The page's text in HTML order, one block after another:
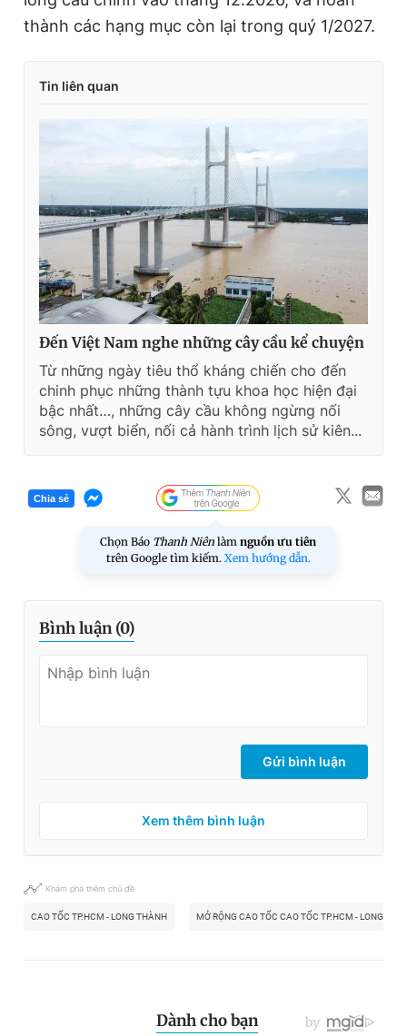
thành các hạng mục còn lại trong quý 1/2027.
Tin liên quan
Đến Việt Nam nghe những cây cầu kể chuyện
Từ những ngày tiêu thổ kháng chiến cho đến
chinh phục những thành tựu khoa học hiện đại
bậc nhất…, những cây cầu không ngừng nối
sông, vượt biển, nối cả hành trình lịch sử kiên...
Chia sẻ
Chọn Báo Thanh Niên làm nguồn ưu tiên
trên Google tìm kiếm. Xem hướng dẫn.
Bình luận (0)
Gửi bình luận
Xem thêm bình luận
Khám phá thêm chủ đề
CAO TỐC TP.HCM - LONG THÀNH MỞ RỘNG CAO TỐC CAO TỐC TP.HCM - LONG